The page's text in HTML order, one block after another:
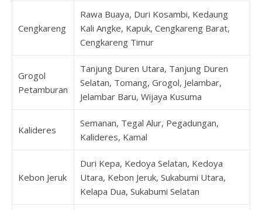
Cengkareng
Rawa Buaya, Duri Kosambi, Kedaung
Kali Angke, Kapuk, Cengkareng Barat,
Cengkareng Timur
Grogol
Petamburan
Tanjung Duren Utara, Tanjung Duren
Selatan, Tomang, Grogol, Jelambar,
Jelambar Baru, Wijaya Kusuma
Kalideres
Semanan, Tegal Alur, Pegadungan,
Kalideres, Kamal
Kebon Jeruk
Duri Kepa, Kedoya Selatan, Kedoya
Utara, Kebon Jeruk, Sukabumi Utara,
Kelapa Dua, Sukabumi Selatan